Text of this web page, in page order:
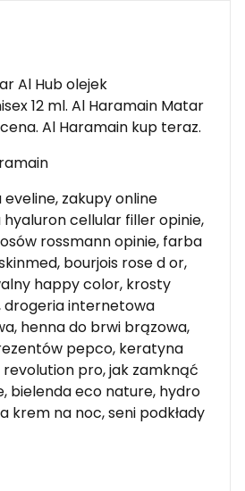
Al Hub olejek
12 ml. Al Haramain Matar
Al Haramain kup teraz.
zakupy online
hyaluron cellular filler opinie,
rossmann opinie, farba
bourjois rose d or,
happy color, krosty
drogeria internetowa
henna do brwi brązowa,
pepco, keratyna
pro, jak zamknąć
bielenda eco nature, hydro
krem na noc, seni podkłady